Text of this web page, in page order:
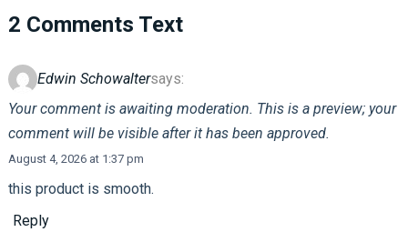
2 Comments Text
Edwin Schowaltersays:
Your comment is awaiting moderation. This is a preview; your
comment will be visible after it has been approved.
August 4, 2026 at 1:37 pm
this product is smooth.
Reply